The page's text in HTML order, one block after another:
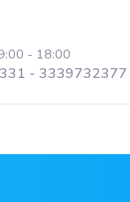
- 18:00
- 3339732377